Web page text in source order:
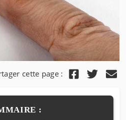
cette page :
: